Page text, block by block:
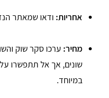
אחריות: ודאו שמאתר
מחיר: ערכו סקר שוק
שונים, אך אל תתפשרו
במיוחד.